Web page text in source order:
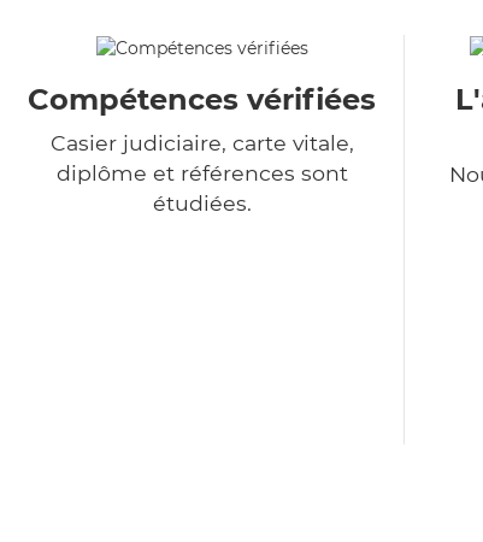
Compétences vérifiées
Casier judiciaire, carte vitale,
diplôme et références sont
étudiées.